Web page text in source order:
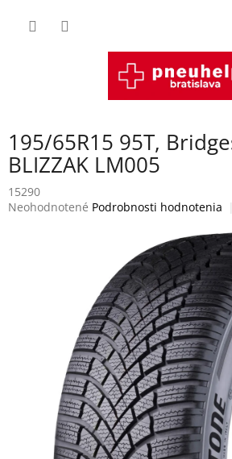
195/65R15 95T,
BLIZZAK LM005
15290
Priemerné
Neohodnotené Podrobnosti hodnotenia